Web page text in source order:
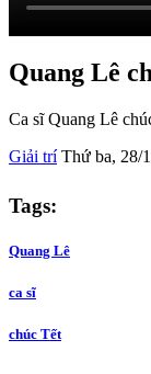
Quang Lê
Ca sĩ Quang Lê
Giải trí Thứ ba, 28/
Tags:
Quang Lê
ca sĩ
chúc Tết